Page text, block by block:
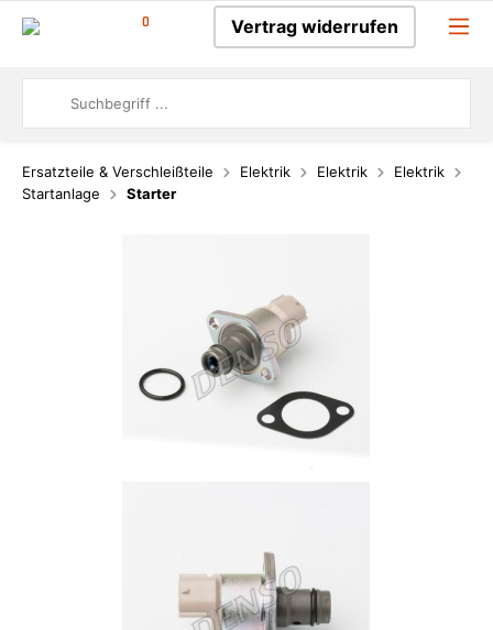
0 Vertrag widerrufen
Ersatzteile & Verschleißteile Elektrik Elektrik
Elektrik
Startanlage
Starter